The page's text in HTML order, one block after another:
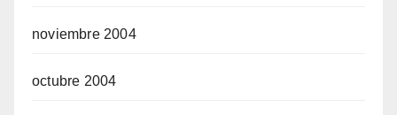
noviembre 2004
octubre 2004